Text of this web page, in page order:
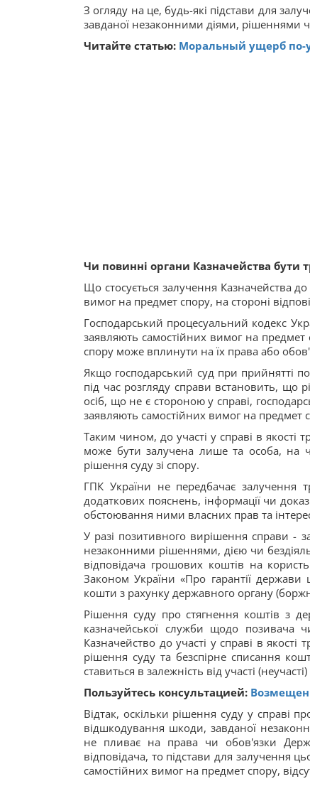
З огляду на це, будь-які підстави для
завданої незаконними діями, рішеннями
Читайте статью: Моральный ущерб по-
Чи повинні органи Казначейства бути
Що стосується залучення Казначейства до
вимог на предмет спору, на стороні
Господарський процесуальний кодекс
заявляють самостійних вимог на
спору може вплинути на їх права або
Якщо господарський суд при прийнятті
під час розгляду справи встановить, що
осіб, що не є стороною у справі,
заявляють самостійних вимог на предмет
Таким чином, до участі у справі в якості
може бути залучена лише та особа, на
рішення суду зі спору.
ГПК України не передбачає залучення
додаткових пояснень, інформації чи
обстоювання ними власних прав та
У разі позитивного вирішення справи -
незаконними рішеннями, дією чи
відповідача грошових коштів на
Законом України «Про гарантії
кошти з рахунку державного органу
Рішення суду про стягнення коштів з
казначейської служби щодо позивача
Казначейство до участі у справі в
рішення суду та безспірне списання
ставиться в залежність від участі
Пользуйтесь консультацией:
Відтак, оскільки рішення суду у справі
відшкодування шкоди, завданої
не пливає на права чи обов'язки
відповідача, то підстави для залучення
самостійних вимог на предмет спору,